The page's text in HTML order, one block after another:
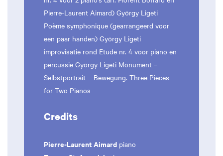
Pierre-Laurent Aimard) György Ligeti
Poème symphonique (gearrangeerd voor
een paar handen) György Ligeti
improvisatie rond Etude nr. 4 voor piano en
percussie György Ligeti Monument –
Selbstportrait – Bewegung. Three Pieces
for Two Pianos
Credits
Pierre-Laurent Aimard piano